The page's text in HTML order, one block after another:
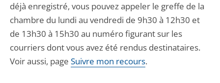
déjà enregistré, vous pouvez appeler le greffe de la
chambre du lundi au vendredi de 9h30 à 12h30 et
de 13h30 à 15h30 au numéro figurant sur les
courriers dont vous avez été rendus destinataires.
Voir aussi, page Suivre mon recours.